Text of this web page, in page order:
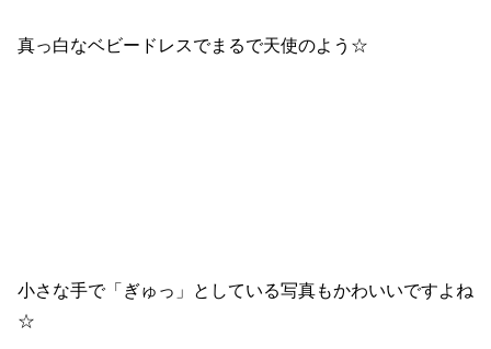
真っ白なベビードレスでまるで天使のよう☆
小さな手で「ぎゅっ」としている写真もかわいいですよね
☆